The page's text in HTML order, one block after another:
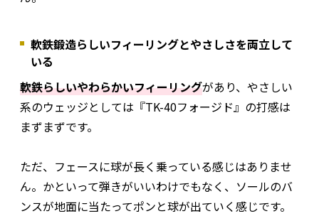
軟鉄鍛造らしいフィーリングとやさしさを両立して
いる
軟鉄らしいやわらかいフィーリングがあり、やさしい
系のウェッジとしては『TK-40フォージド』の打感は
まずまずです。
ただ、フェースに球が長く乗っている感じはありませ
ん。かといって弾きがいいわけでもなく、ソールのバ
ンスが地面に当たってポンと球が出ていく感じです。